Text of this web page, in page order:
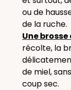
ou de
de la ruche.
Une
récolte, la
de miel,
coup sec.